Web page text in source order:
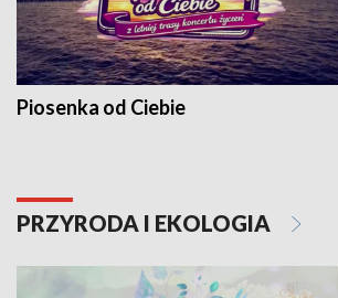
Piosenka od Ciebie
PRZYRODA I EKOLOGIA